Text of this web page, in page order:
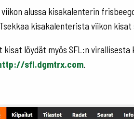
viikon alussa kisakalenterin
kisakalenterista viikon
kisat löydät myös SFL:n
sfl.dgmtrx.com.